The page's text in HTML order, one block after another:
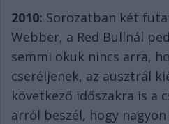
2010: Sorozatban két
Webber, a Red Bullnál
semmi okuk nincs arra,
cseréljenek, az ausztrál
következő időszakra is a
arról beszél, hogy